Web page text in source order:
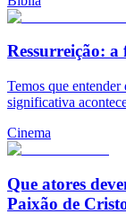
Ressurreição:
Temos que
significativa
Cinema
Que atores
Paixão de